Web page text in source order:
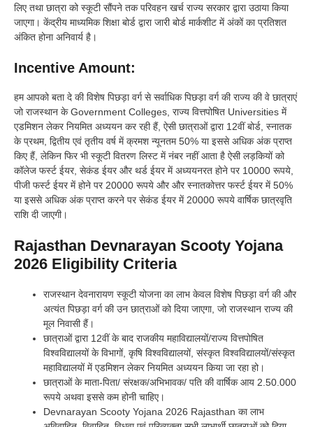
लिए तथा छात्रा को स्कूटी सौंपने तक परिवहन खर्च राज्य सरकार द्वारा उठाया किया
जाएगा। केंद्रीय माध्यमिक शिक्षा बोर्ड द्वारा जारी बोर्ड मार्कशीट में अंकों का प्रतिशत
अंकित होना अनिवार्य है।
Incentive Amount:
हम आपको बता दे की विशेष पिछड़ा वर्ग से सर्वाधिक पिछड़ा वर्ग की राज्य की वे छात्राएं
जो राजस्थान के Government Colleges, राज्य वित्तपोषित Universities में
एडमिशन लेकर नियमित अध्ययन कर रही हैं, ऐसी छात्राओं द्वारा 12वीं बोर्ड, स्नातक
के प्रथम, द्वितीय एवं तृतीय वर्ष में क्रमश न्यूनतम 50% या इससे अधिक अंक प्राप्त
किए हैं, लेकिन फिर भी स्कूटी वितरण लिस्ट में नंबर नहीं आता है ऐसी लड़कियों को
कॉलेज फर्स्ट ईयर, सेकंड ईयर और थर्ड ईयर में अध्ययनरत होने पर 10000 रूपये,
पीजी फर्स्ट ईयर में होने पर 20000 रूपये और और स्नातकोत्तर फर्स्ट ईयर में 50%
या इससे अधिक अंक प्राप्त करने पर सेकंड ईयर में 20000 रूपये वार्षिक छात्रवृति
राशि दी जाएगी।
Rajasthan Devnarayan Scooty Yojana
2026 Eligibility Criteria
राजस्थान देवनारायण स्कूटी योजना का लाभ केवल विशेष पिछड़ा वर्ग की और
अत्यंत पिछड़ा वर्ग की उन छात्राओं को दिया जाएगा, जो राजस्थान राज्य की
मूल निवासी हैं।
छात्राओं द्वारा 12वीं के बाद राजकीय महाविद्यालयों/राज्य वित्तपोषित
विश्वविद्यालयों के विभागों, कृषि विश्वविद्यालयों, संस्कृत विश्वविद्यालयों/संस्कृत
महाविद्यालयों में एडमिशन लेकर नियमित अध्ययन किया जा रहा हो।
छात्राओं के माता-पिता/ संरक्षक/अभिभावक/ पति की वार्षिक आय 2.50.000
रूपये अथवा इससे कम होनी चाहिए।
Devnarayan Scooty Yojana 2026 Rajasthan का लाभ